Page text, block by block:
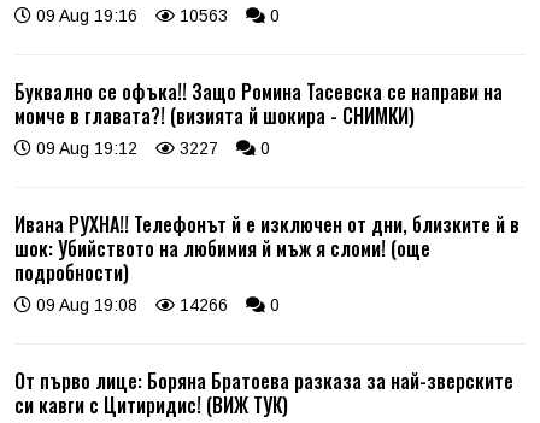
09 Aug 19:16 10563 0
Буквално се офъка!! Защо Ромина Тасевска се направи на
момче в главата?! (визията й шокира - СНИМКИ)
09 Aug 19:12 3227 0
Ивана РУХНА!! Телефонът й е изключен от дни, близките й в
шок: Убийството на любимия й мъж я сломи! (още
подробности)
09 Aug 19:08 14266 0
От първо лице: Боряна Братоева разказа за най-зверските
си кавги с Цитиридис! (ВИЖ ТУК)